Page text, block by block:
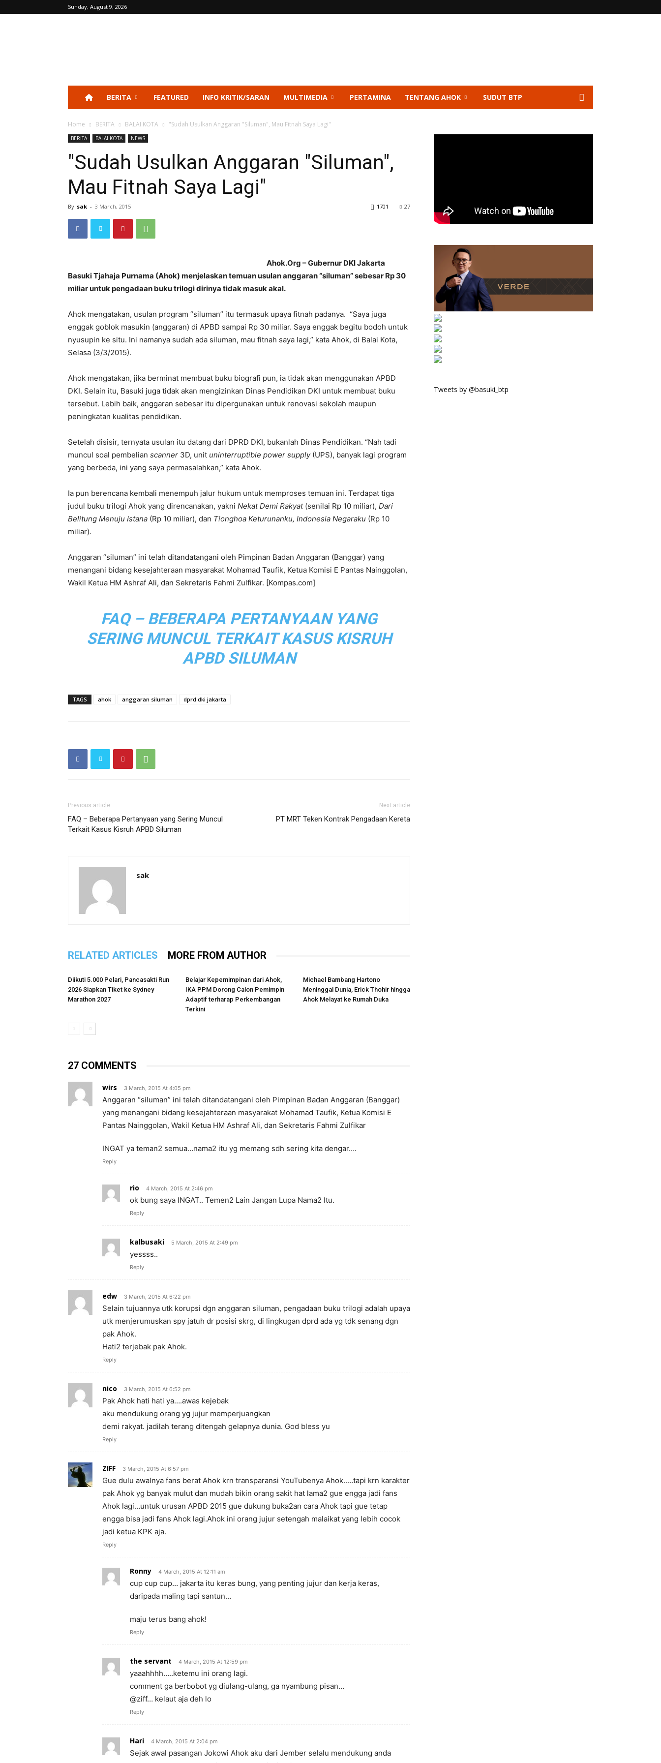
Sunday, August 9, 2026
BERITA FEATURED INFO KRITIK/SARAN MULTIMEDIA PERTAMINA TENTANG AHOK SUDUT BTP
Home BERITA BALAI KOTA "Sudah Usulkan Anggaran "Siluman", Mau Fitnah Saya Lagi"
BERITA BALAI KOTA NEWS
"Sudah Usulkan Anggaran "Siluman",
Mau Fitnah Saya Lagi"
By sak - 3 March, 2015 27
1701
Ahok.Org – Gubernur DKI Jakarta
Basuki Tjahaja Purnama (Ahok) menjelaskan temuan usulan anggaran “siluman” sebesar Rp 30
miliar untuk pengadaan buku trilogi dirinya tidak masuk akal.
Ahok mengatakan, usulan program “siluman” itu termasuk upaya fitnah padanya. “Saya juga
enggak goblok masukin (anggaran) di APBD sampai Rp 30 miliar. Saya enggak begitu bodoh untuk
nyusupin ke situ. Ini namanya sudah ada siluman, mau fitnah saya lagi,” kata Ahok, di Balai Kota,
Selasa (3/3/2015).
Ahok mengatakan, jika berminat membuat buku biografi pun, ia tidak akan menggunakan APBD
DKI. Selain itu, Basuki juga tidak akan mengizinkan Dinas Pendidikan DKI untuk membuat buku
tersebut. Lebih baik, anggaran sebesar itu dipergunakan untuk renovasi sekolah maupun
peningkatan kualitas pendidikan.
Setelah disisir, ternyata usulan itu datang dari DPRD DKI, bukanlah Dinas Pendidikan. “Nah tadi
muncul soal pembelian scanner 3D, unit uninterruptible power supply(UPS), banyak lagi program
yang berbeda, ini yang saya permasalahkan,” kata Ahok.
Ia pun berencana kembali menempuh jalur hukum untuk memproses temuan ini. Terdapat tiga
judul buku trilogi Ahok yang direncanakan, yakni Nekat Demi Rakyat(senilai Rp 10 miliar), Dari
Belitung Menuju Istana (Rp 10 miliar), dan Tionghoa Keturunanku, Indonesia Negaraku (Rp 10
miliar).
Anggaran “siluman” ini telah ditandatangani oleh Pimpinan Badan Anggaran (Banggar) yang
menangani bidang kesejahteraan masyarakat Mohamad Taufik, Ketua Komisi E Pantas Nainggolan,
Wakil Ketua HM Ashraf Ali, dan Sekretaris Fahmi Zulfikar. [Kompas.com]
FAQ – BEBERAPA PERTANYAAN YANG
SERING MUNCUL TERKAIT KASUS KISRUH
APBD SILUMAN
TAGS ahok anggaran siluman dprd dki jakarta
Previous article
FAQ – Beberapa Pertanyaan yang Sering Muncul
Terkait Kasus Kisruh APBD Siluman
Next article
PT MRT Teken Kontrak Pengadaan Kereta
sak
RELATED ARTICLES MORE FROM AUTHOR
Diikuti 5.000 Pelari, Pancasakti Run
2026 Siapkan Tiket ke Sydney
Marathon 2027
Belajar Kepemimpinan dari Ahok,
IKA PPM Dorong Calon Pemimpin
Adaptif terharap Perkembangan
Terkini
Michael Bambang Hartono
Meninggal Dunia, Erick Thohir hingga
Ahok Melayat ke Rumah Duka
27 COMMENTS
wirs 3 March, 2015 At 4:05 pm
Anggaran “siluman” ini telah ditandatangani oleh Pimpinan Badan Anggaran (Banggar)
yang menangani bidang kesejahteraan masyarakat Mohamad Taufik, Ketua Komisi E
Pantas Nainggolan, Wakil Ketua HM Ashraf Ali, dan Sekretaris Fahmi Zulfikar
INGAT ya teman2 semua…nama2 itu yg memang sdh sering kita dengar….
Reply
rio 4 March, 2015 At 2:46 pm
ok bung saya INGAT.. Temen2 Lain Jangan Lupa Nama2 Itu.
Reply
kalbusaki 5 March, 2015 At 2:49 pm
yessss..
Reply
edw 3 March, 2015 At 6:22 pm
Selain tujuannya utk korupsi dgn anggaran siluman, pengadaan buku trilogi adalah upaya
utk menjerumuskan spy jatuh dr posisi skrg, di lingkugan dprd ada yg tdk senang dgn
pak Ahok.
Hati2 terjebak pak Ahok.
Reply
nico 3 March, 2015 At 6:52 pm
Pak Ahok hati hati ya….awas kejebak
aku mendukung orang yg jujur memperjuangkan
demi rakyat. jadilah terang ditengah gelapnya dunia. God bless yu
Reply
ZIFF 3 March, 2015 At 6:57 pm
Gue dulu awalnya fans berat Ahok krn transparansi YouTubenya Ahok..…tapi krn karakter
pak Ahok yg banyak mulut dan mudah bikin orang sakit hat lama2 gue engga jadi fans
Ahok lagi…untuk urusan APBD 2015 gue dukung buka2an cara Ahok tapi gue tetap
engga bisa jadi fans Ahok lagi.Ahok ini orang jujur setengah malaikat yang lebih cocok
jadi ketua KPK aja.
Reply
Ronny 4 March, 2015 At 12:11 am
cup cup cup… jakarta itu keras bung, yang penting jujur dan kerja keras,
daripada maling tapi santun…
maju terus bang ahok!
Reply
the servant 4 March, 2015 At 12:59 pm
yaaahhhh…..ketemu ini orang lagi.
comment ga berbobot yg diulang-ulang, ga nyambung pisan…
@ziff… kelaut aja deh lo
Reply
Hari 4 March, 2015 At 2:04 pm
Sejak awal pasangan Jokowi Ahok aku dari Jember selalu mendukung anda
Tweets by @basuki_btp